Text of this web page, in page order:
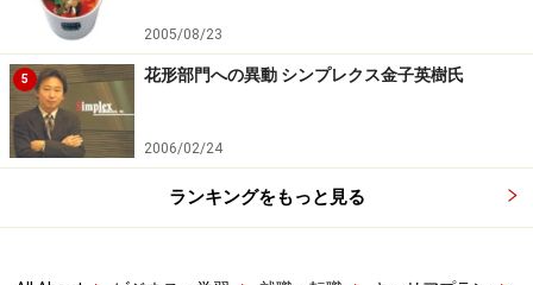
2005/08/23
5 花形部門への異動 シンプレクス金子英樹氏
2006/02/24
ランキングをもっと見る